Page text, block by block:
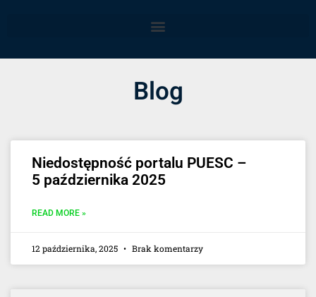
Blog
Niedostępność portalu PUESC –
5 października 2025
READ MORE »
12 października, 2025 Brak komentarzy